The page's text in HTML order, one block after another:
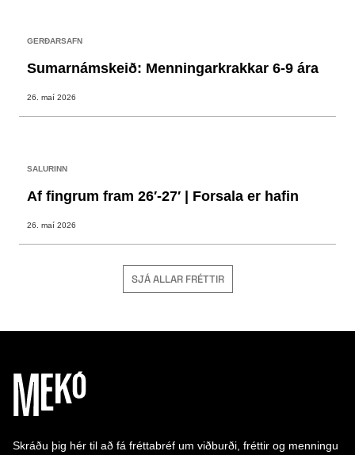
GERÐARSAFN
Sumarnámskeið: Menningarkrakkar 6-9 ára
26. maí 2026
SALURINN
Af fingrum fram 26′-27′ | Forsala er hafin
26. maí 2026
SJÁ ALLAR FRÉTTIR
Skráðu þig hér til að fá fréttabréf um viðburði, fréttir og menningu